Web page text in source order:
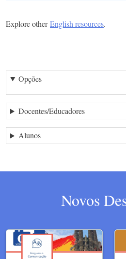
Explore otherEnglish resources.
Opções
Docentes/Educadores
Alunos
Novos